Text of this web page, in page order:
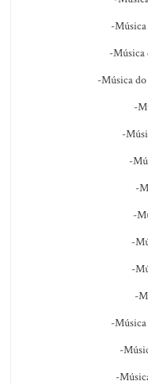
-
-Música
-Música
-
-
-
-
-
-
-
-
-
-
-